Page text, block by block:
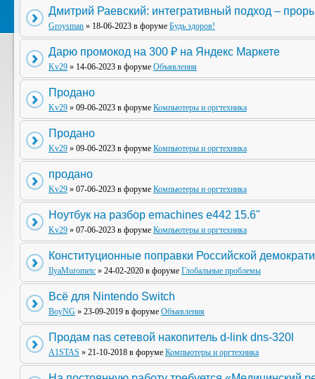
Дмитрий Раевский: интегративный подход –
Groysman » 18-06-2023 в форуме Будь здоров!
Дарю промокод на 300 ₽ на Яндекс Маркете
Kv29 » 14-06-2023 в форуме Объявления
Продано
Kv29 » 09-06-2023 в форуме Компьютеры и оргтехника
Продано
Kv29 » 09-06-2023 в форуме Компьютеры и оргтехника
продано
Kv29 » 07-06-2023 в форуме Компьютеры и оргтехника
Ноутбук на разбор emachines e442 15.6"
Kv29 » 07-06-2023 в форуме Компьютеры и оргтехника
Конституционные поправки Российской
IlyaMurometc » 24-02-2020 в форуме Глобальные проблемы
Всё для Nintendo Switch
BoyNG » 23-09-2019 в форуме Объявления
Продам nas сетевой накопитель d-link dns-320l
A1STAS » 21-10-2018 в форуме Компьютеры и оргтехника